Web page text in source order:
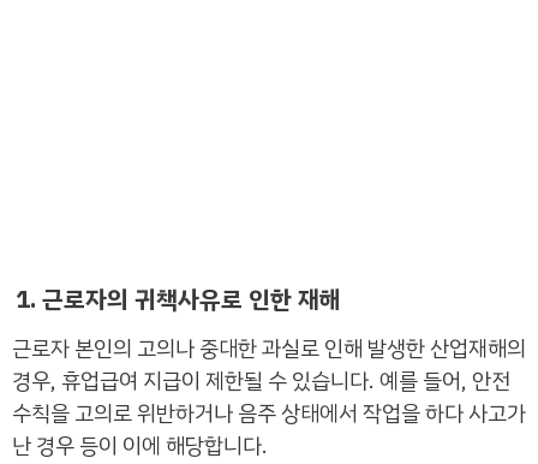
1. 근로자의 귀책사유로 인한 재해
근로자 본인의 고의나 중대한 과실로 인해 발생한 산업재해의
경우, 휴업급여 지급이 제한될 수 있습니다. 예를 들어, 안전
수칙을 고의로 위반하거나 음주 상태에서 작업을 하다 사고가
난 경우 등이 이에 해당합니다.